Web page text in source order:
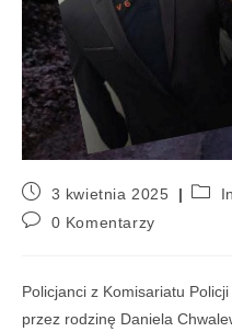
3 kwietnia 2025
0 Komentarzy
Policjanci z Komisariatu
przez rodzinę Daniela